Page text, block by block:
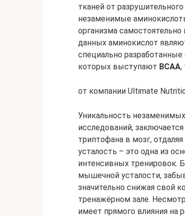
тканей от
незаменимые
организма
данных аминокислот
специально
которых выступают BCAA,
от компании Ultimate
Уникальность
исследований,
триптофана в мозг,
усталость – это одна из
интенсивных тренировок.
мышечной усталости,
значительно снижая свой
тренажёрном зале.
имеет прямого влияния на